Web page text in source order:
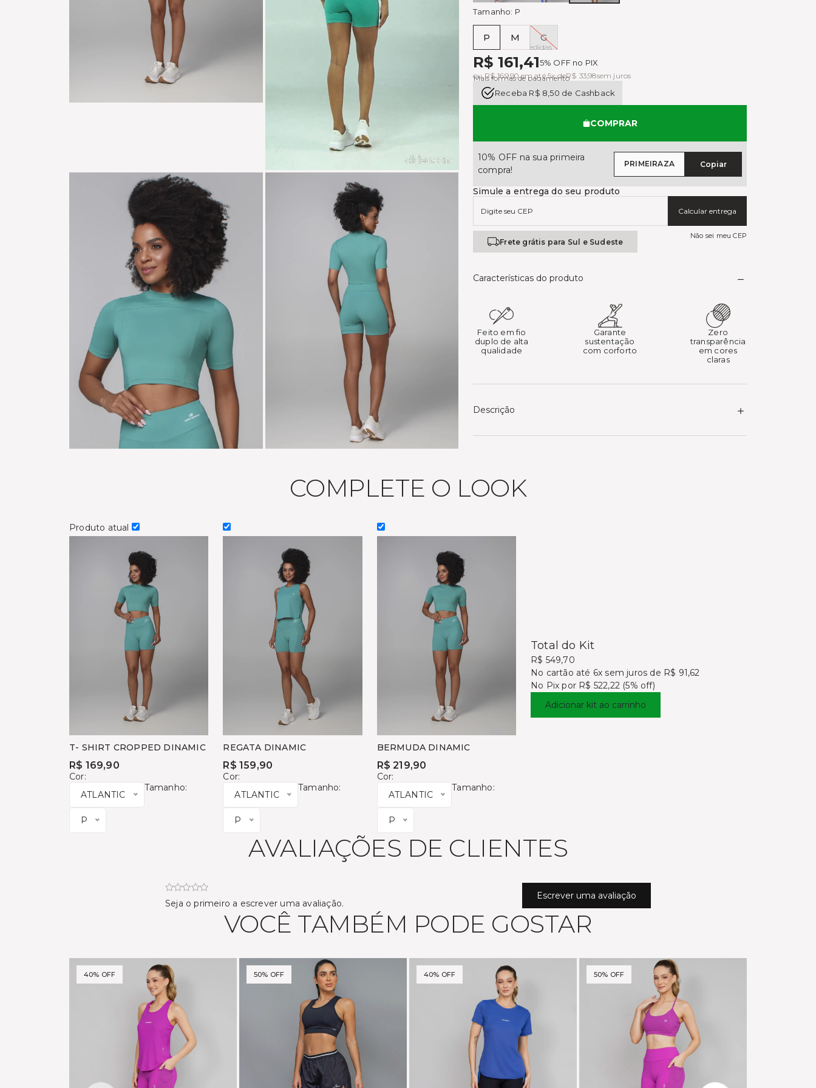
Tamanho: P
P M G
Tabela de medidas
ou R$ 169,90 em até 5x deR$ 33,98sem juros
R$ 161,415% OFF no PIX
Mais formas de pagamento
Receba R$ 8,50 de Cashback
COMPRAR
10% OFF na sua primeira
compra!
PRIMEIRAZA Copiar
Simule a entrega do seu produto
Calcular entrega
Frete grátis para Sul e Sudeste
Não sei meu CEP
Características do produto
Feito em fio
duplo de alta
qualidade
Garante
sustentação
com corforto
Zero
transparência
em cores
claras
Descrição
COMPLETE O LOOK
Produto atual
T- SHIRT CROPPED DINAMIC
R$ 169,90
Cor:
ATLANTIC
Tamanho:
P
REGATA DINAMIC
R$ 159,90
Cor:
ATLANTIC
Tamanho:
P
BERMUDA DINAMIC
R$ 219,90
Cor:
ATLANTIC
Tamanho:
P
Total do Kit
R$ 549,70
No cartão até 6x sem juros de R$ 91,62
No Pix por R$ 522,22 (5% off)
Adicionar kit ao carrinho
AVALIAÇÕES DE CLIENTES
Seja o primeiro a escrever uma avaliação.
Escrever uma avaliação
VOCÊ TAMBÉM PODE GOSTAR
40% OFF 50% OFF 40% OFF 50% OFF